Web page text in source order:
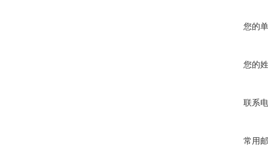
您的
您的
联系
常用